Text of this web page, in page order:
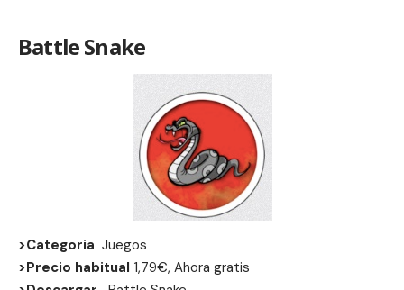
Battle Snake
>Categoria Juegos
>Precio habitual 1,79€, Ahora gratis